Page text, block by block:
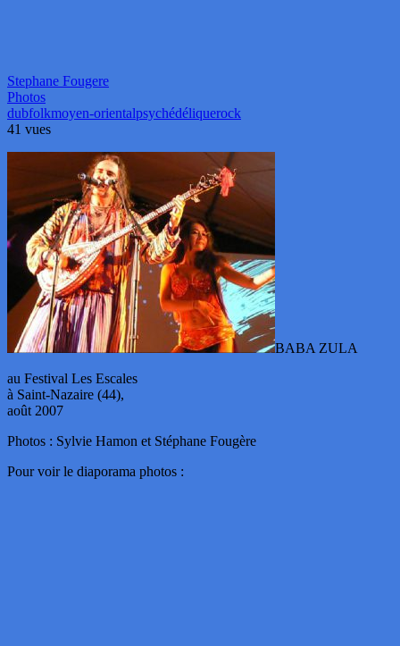
Stephane Fougere
Photos
dubfolkmoyen-orientalpsychédéliquerock
41 vues
BABA ZULA
au Festival Les Escales
à Saint-Nazaire (44),
août 2007
Photos : Sylvie Hamon et Stéphane Fougère
Pour voir le diaporama photos :